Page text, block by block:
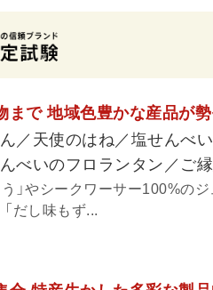
まで 地域色豊かな産品が
／天使のはね／塩せんべ
べいのフロランタン／ご
」やシークワーサー100%のジ
だし味もず...